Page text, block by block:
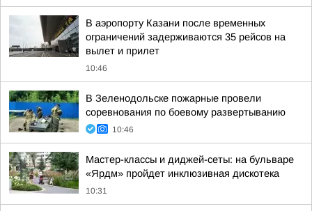
В аэропорту Казани после временных
ограничений задерживаются 35 рейсов на
вылет и прилет
10:46
В Зеленодольске пожарные провели
соревнования по боевому развертыванию
10:46
Мастер-классы и диджей-сеты: на бульваре
«Ярдм» пройдет инклюзивная дискотека
10:31